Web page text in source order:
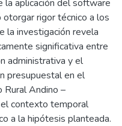
la aplicación del software
rigor técnico a los
la investigación revela
significativa entre
administrativa y el
presupuestal en el
Andino –
contexto temporal
a la hipótesis planteada.